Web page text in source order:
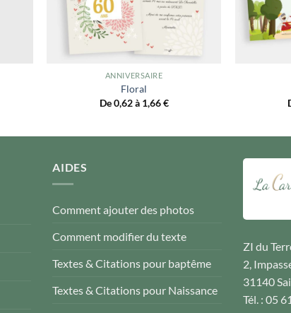
ANNIVERSAIRE
Floral
De 0,62 à 1,66€
AIDES
Comment ajouter des photos
Comment modifier du texte
Textes & Citations pour baptême
Textes & Citations pour Naissance
ZI du
2,
31140
Tél. : 05